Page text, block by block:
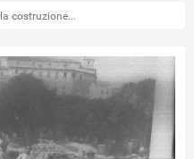
costruzione...